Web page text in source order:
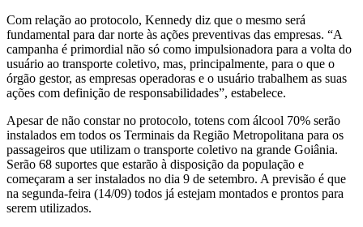
Com relação ao protocolo, Kennedy diz que o mesmo será
fundamental para dar norte às ações preventivas das empresas. “A
campanha é primordial não só como impulsionadora para a volta do
usuário ao transporte coletivo, mas, principalmente, para o que o
órgão gestor, as empresas operadoras e o usuário trabalhem as suas
ações com definição de responsabilidades”, estabelece.
Apesar de não constar no protocolo, totens com álcool 70% serão
instalados em todos os Terminais da Região Metropolitana para os
passageiros que utilizam o transporte coletivo na grande Goiânia.
Serão 68 suportes que estarão à disposição da população e
começaram a ser instalados no dia 9 de setembro. A previsão é que
na segunda-feira (14/09) todos já estejam montados e prontos para
serem utilizados.